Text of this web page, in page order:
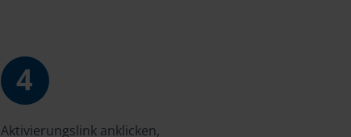
4
Aktivierungslink anklicken,